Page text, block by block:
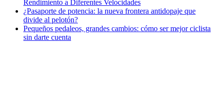
Rendimiento a Diferentes Velocidades
¿Pasaporte de potencia: la nueva frontera antidopaje que
divide al pelotón?
Pequeños pedaleos, grandes cambios: cómo ser mejor ciclista
sin darte cuenta